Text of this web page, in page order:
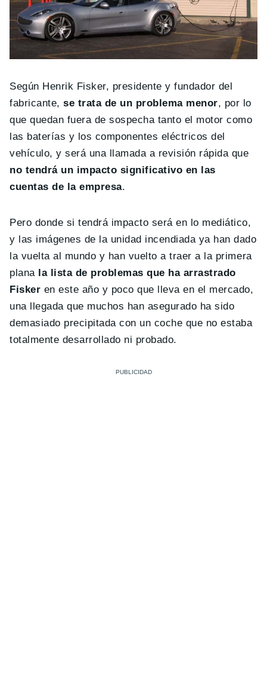
Según Henrik Fisker, presidente y fundador del
fabricante,se trata de un problema menor, por lo
que quedan fuera de sospecha tanto el motor como
las baterías y los componentes eléctricos del
vehículo, y será una llamada a revisión rápida que
no tendrá un impacto significativo en las
cuentas de la empresa.
Pero donde si tendrá impacto será en lo mediático,
y las imágenes de la unidad incendiada ya han dado
la vuelta al mundo y han vuelto a traer a la primera
plana la lista de problemas que ha arrastrado
Fisker en este año y poco que lleva en el mercado,
una llegada que muchos han asegurado ha sido
demasiado precipitada con un coche que no estaba
totalmente desarrollado ni probado.